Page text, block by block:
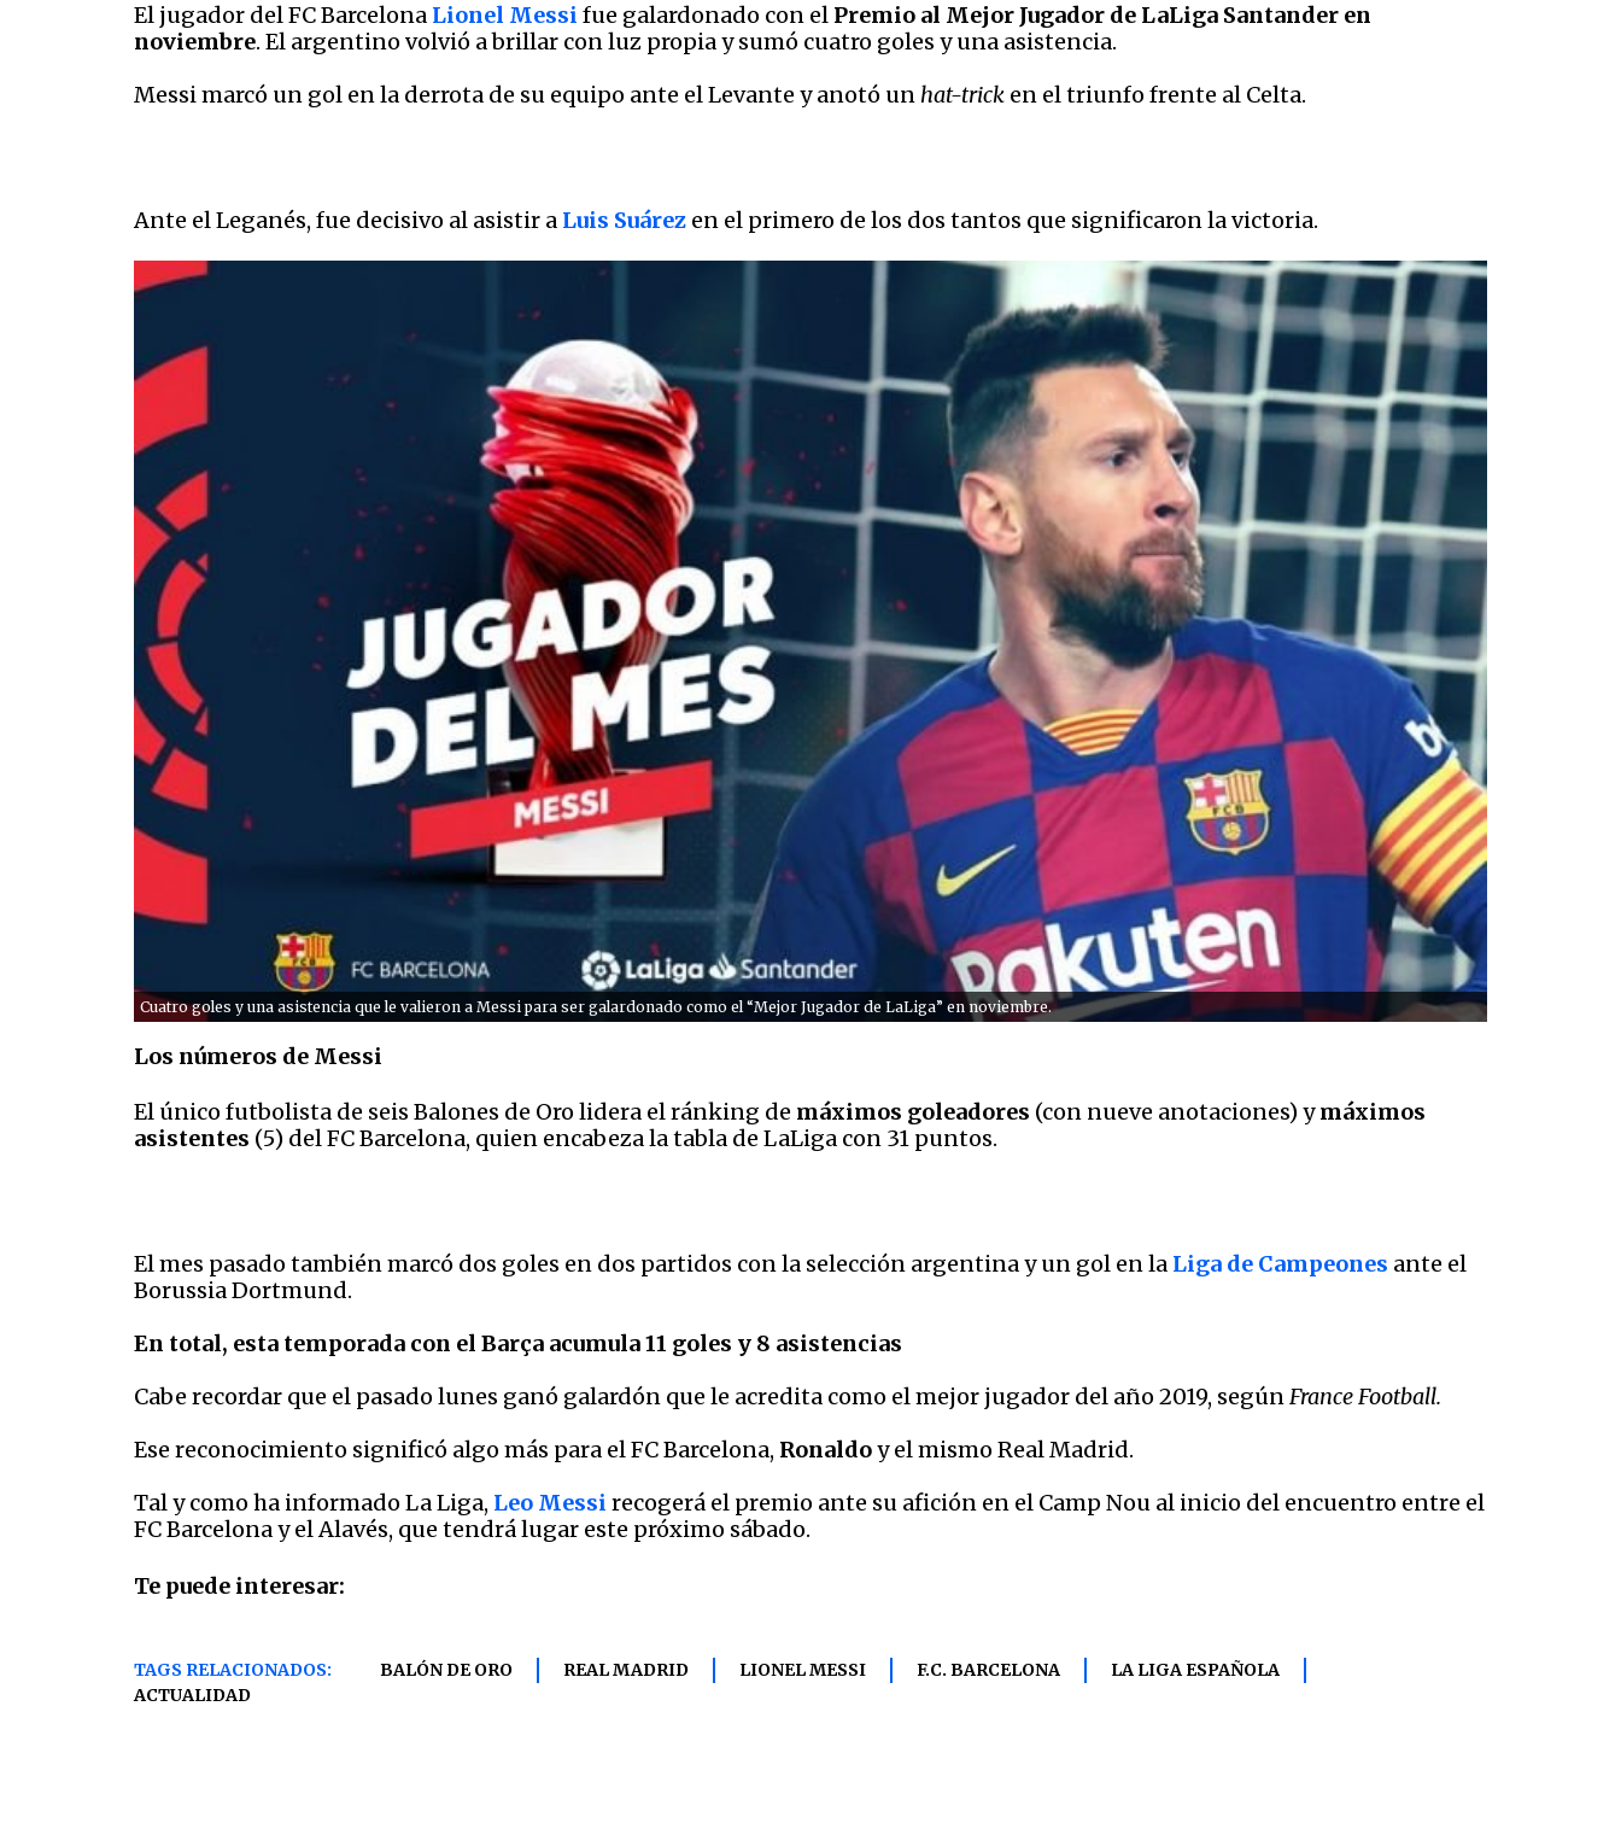
El jugador del FC Barcelona Lionel Messi fue galardonado con el Premio al Mejor Jugador de LaLiga Santander en
noviembre. El argentino volvió a brillar con luz propia y sumó cuatro goles y una asistencia.
Messi marcó un gol en la derrota de su equipo ante el Levante y anotó un hat-trick en el triunfo frente al Celta.
Ante el Leganés, fue decisivo al asistir a Luis Suárez en el primero de los dos tantos que significaron la victoria.
Cuatro goles y una asistencia que le valieron a Messi para ser galardonado como el “Mejor Jugador de LaLiga” en noviembre.
Los números de Messi
El único futbolista de seis Balones de Oro lidera el ránking de máximos goleadores (con nueve anotaciones) ymáximos
asistentes (5) del FC Barcelona, quien encabeza la tabla de LaLiga con 31 puntos.
El mes pasado también marcó dos goles en dos partidos con la selección argentina y un gol en la Liga de Campeones ante el
Borussia Dortmund.
En total, esta temporada con el Barça acumula 11 goles y 8 asistencias
Cabe recordar que el pasado lunes ganó galardón que le acredita como el mejor jugador del año 2019, segúnFrance Football.
Ese reconocimiento significó algo más para el FC Barcelona, Ronaldoy el mismo Real Madrid.
Tal y como ha informado La Liga, Leo Messi recogerá el premio ante su afición en el Camp Nou al inicio del encuentro entre el
FC Barcelona y el Alavés, que tendrá lugar este próximo sábado.
Te puede interesar:
TAGS RELACIONADOS: BALÓN DE ORO REAL MADRID LIONEL MESSI F.C. BARCELONA
LA LIGA ESPAÑOLA
ACTUALIDAD